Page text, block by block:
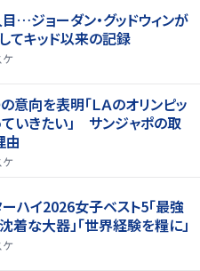
…ジョーダン・グッドウィンが
てキッド以来の記録
ケ
意向を表明「ＬＡのオリンピッ
いきたい」 サンジャポの取
由
ケ
ーハイ2026女子ベスト5「最強
着な大器」「世界経験を糧に」
ケ